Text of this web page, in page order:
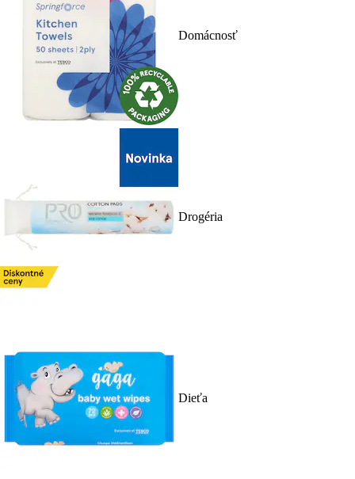
Domácnosť
Drogéria
Dieťa